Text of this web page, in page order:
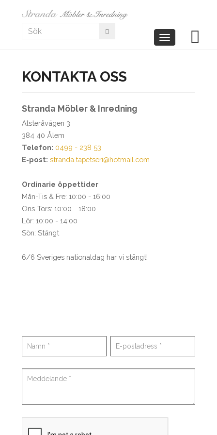
Toggle
KONTAKTA OSS
Stranda Möbler & Inredning
Alsteråvägen 3
384 40 Ålem
Telefon: 0499 - 238 53
E-post: stranda.tapetseri@hotmail.com
Ordinarie öppettider
Mån-Tis & Fre: 10:00 - 16:00
Ons-Tors: 10:00 - 18:00
Lör: 10:00 - 14:00
Sön: Stängt
6/6 Sveriges nationaldag har vi stängt!